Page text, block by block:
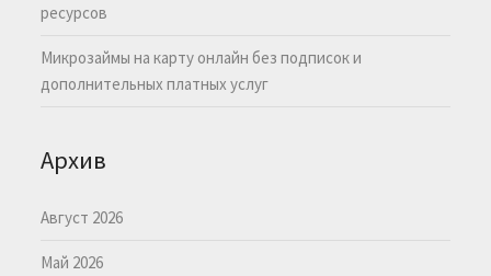
ресурсов
Микрозаймы на карту онлайн без подписок и
дополнительных платных услуг
Архив
Август 2026
Май 2026